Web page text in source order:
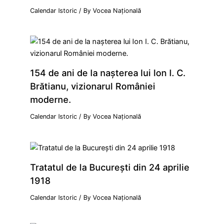
Calendar Istoric / ByVocea Națională
154 de ani de la naşterea lui Ion I. C.
Brătianu, vizionarul României
moderne.
Calendar Istoric / ByVocea Națională
Tratatul de la Bucureşti din 24 aprilie
1918
Calendar Istoric / ByVocea Națională